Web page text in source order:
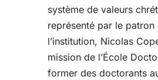
système de valeurs
représenté par le patron
l’institution, Nicolas
mission de l’École
former des doctorants